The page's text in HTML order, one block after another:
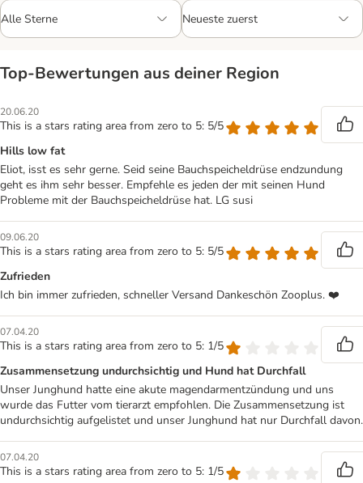
Top‑Bewertungen aus deiner Region
20.06.20
This is a stars rating area from zero to 5: 5/5
Hills low fat
Eliot, isst es sehr gerne. Seid seine Bauchspeicheldrüse endzundung
geht es ihm sehr besser. Empfehle es jeden der mit seinen Hund
Probleme mit der Bauchspeicheldrüse hat. LG susi
09.06.20
This is a stars rating area from zero to 5: 5/5
Zufrieden
Ich bin immer zufrieden, schneller Versand Dankeschön Zooplus. ❤️
07.04.20
This is a stars rating area from zero to 5: 1/5
Zusammensetzung undurchsichtig und Hund hat Durchfall
Unser Junghund hatte eine akute magendarmentzündung und uns
wurde das Futter vom tierarzt empfohlen. Die Zusammensetzung ist
undurchsichtig aufgelistet und unser Junghund hat nur Durchfall davon.
07.04.20
This is a stars rating area from zero to 5: 1/5